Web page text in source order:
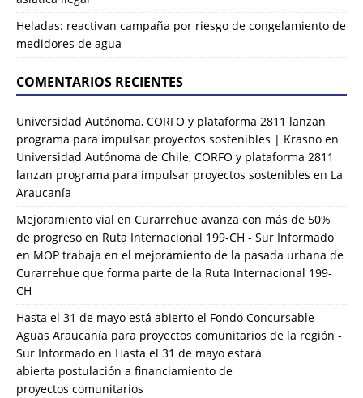
Heladas: reactivan campaña por riesgo de congelamiento de
medidores de agua
COMENTARIOS RECIENTES
Universidad Autónoma, CORFO y plataforma 2811 lanzan
programa para impulsar proyectos sostenibles | Krasno en
Universidad Autónoma de Chile, CORFO y plataforma 2811
lanzan programa para impulsar proyectos sostenibles en La
Araucanía
Mejoramiento vial en Curarrehue avanza con más de 50%
de progreso en Ruta Internacional 199-CH - Sur Informado
en MOP trabaja en el mejoramiento de la pasada urbana de
Curarrehue que forma parte de la Ruta Internacional 199-
CH
Hasta el 31 de mayo está abierto el Fondo Concursable
Aguas Araucanía para proyectos comunitarios de la región -
Sur Informado en Hasta el 31 de mayo estará
abierta postulación a financiamiento de
proyectos comunitarios